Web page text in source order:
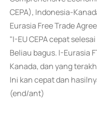
CEPA), Indonesia-
Eurasia Free Trade
"I-EU CEPA cepat
Beliau bagus. I-Eurasia
Kanada, dan yang
Ini kan cepat dan
(end/ant)